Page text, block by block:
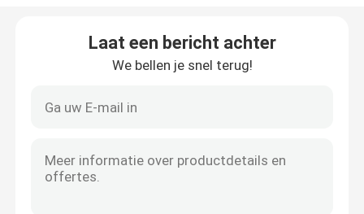
Huis
Producten
Laat een bericht achter
We bellen je snel terug!